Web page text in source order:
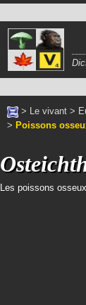
> Le vivant >
> Poissons
Les poissons osseux